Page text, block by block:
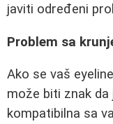
javiti određeni
Problem sa
Ako se vaš
može biti znak
kompatibilna sa